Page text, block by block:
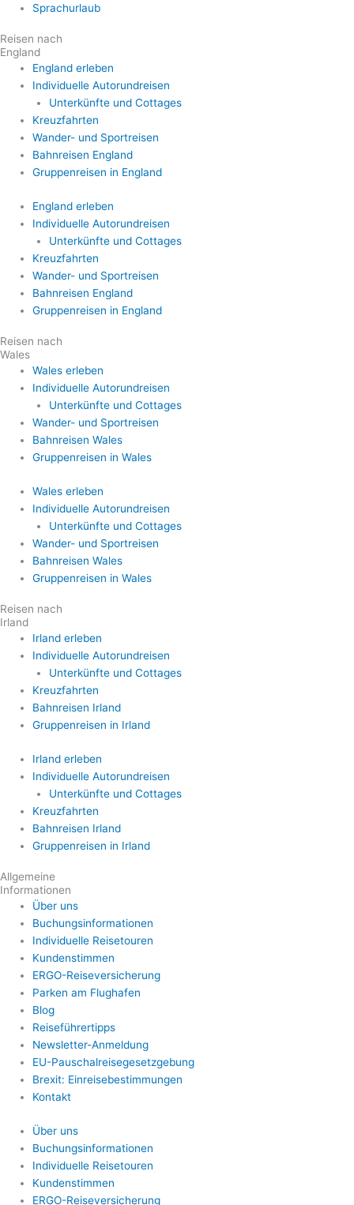
Sprachurlaub
Reisen nach
England
England erleben
Individuelle Autorundreisen
Unterkünfte und Cottages
Kreuzfahrten
Wander- und Sportreisen
Bahnreisen England
Gruppenreisen in England
England erleben
Individuelle Autorundreisen
Unterkünfte und Cottages
Kreuzfahrten
Wander- und Sportreisen
Bahnreisen England
Gruppenreisen in England
Reisen nach
Wales
Wales erleben
Individuelle Autorundreisen
Unterkünfte und Cottages
Wander- und Sportreisen
Bahnreisen Wales
Gruppenreisen in Wales
Wales erleben
Individuelle Autorundreisen
Unterkünfte und Cottages
Wander- und Sportreisen
Bahnreisen Wales
Gruppenreisen in Wales
Reisen nach
Irland
Irland erleben
Individuelle Autorundreisen
Unterkünfte und Cottages
Kreuzfahrten
Bahnreisen Irland
Gruppenreisen in Irland
Irland erleben
Individuelle Autorundreisen
Unterkünfte und Cottages
Kreuzfahrten
Bahnreisen Irland
Gruppenreisen in Irland
Allgemeine
Informationen
Über uns
Buchungsinformationen
Individuelle Reisetouren
Kundenstimmen
ERGO-Reiseversicherung
Parken am Flughafen
Blog
Reiseführertipps
Newsletter-Anmeldung
EU-Pauschalreisegesetzgebung
Brexit: Einreisebestimmungen
Kontakt
Über uns
Buchungsinformationen
Individuelle Reisetouren
Kundenstimmen
ERGO-Reiseversicherung